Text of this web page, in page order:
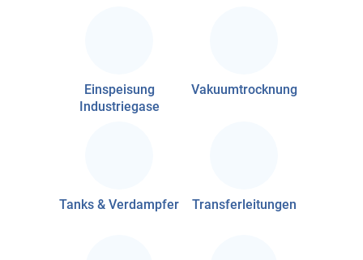
Einspeisung
Industriegase
Vakuumtrocknung
Tanks & Verdampfer Transferleitungen